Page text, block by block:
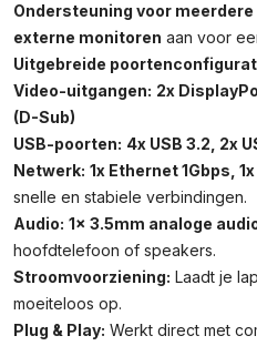
Ondersteuning voor
externe monitoren aan voor
Uitgebreide
Video-uitgangen: 2x
(D-Sub)
USB-poorten: 4x USB 3.2, 2x
Netwerk: 1x Ethernet 1Gbps,
snelle en stabiele verbindingen.
Audio: 1x 3.5mm analoge
hoofdtelefoon of speakers.
Stroomvoorziening: Laadt je
moeiteloos op.
Plug & Play: Werkt direct met